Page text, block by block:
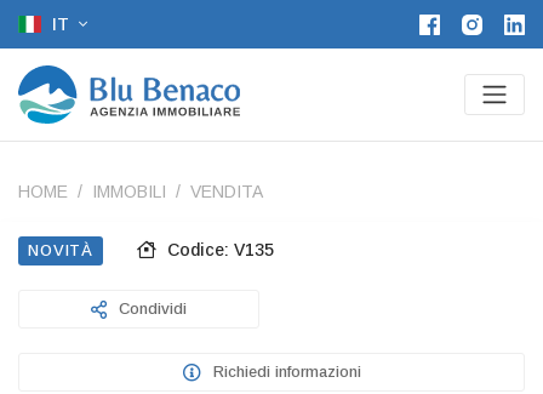
IT
HOME IMMOBILI VENDITA
NOVITÀ Codice: V135
Condividi
Richiedi informazioni